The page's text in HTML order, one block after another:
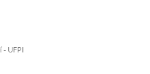
UFPI